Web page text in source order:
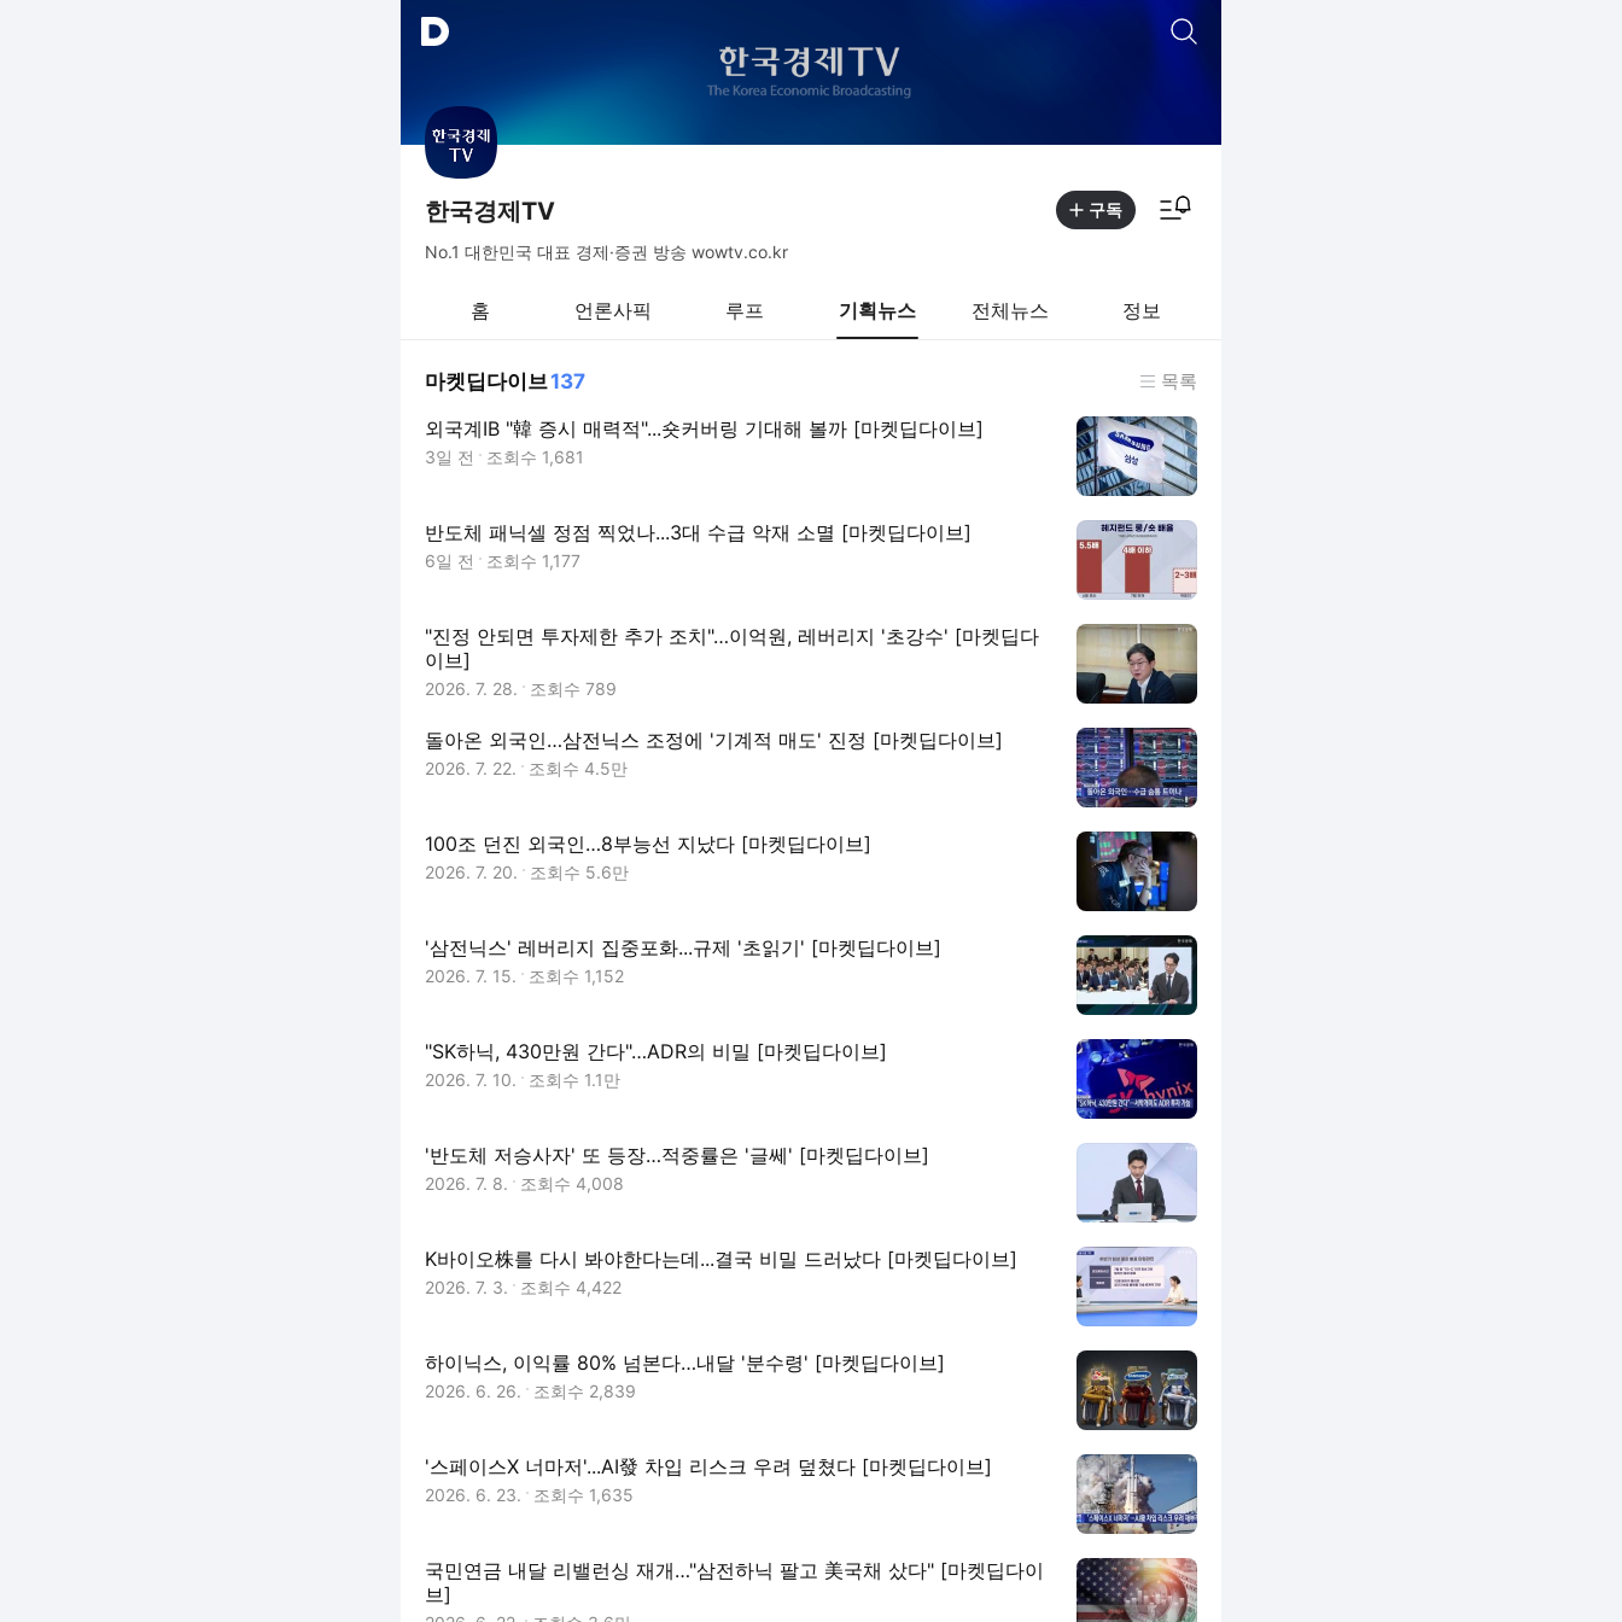
한국경제TV 구독
No.1 대한민국 대표 경제·증권 방송 wowtv.co.kr
홈 언론사픽 루프 기획뉴스 전체뉴스 정보
마켓딥다이브137 목록
외국계IB "韓 증시 매력적"...숏커버링 기대해 볼까 [마켓딥다이브]
3일 전 조회수 1,681
반도체 패닉셀 정점 찍었나...3대 수급 악재 소멸 [마켓딥다이브]
6일 전 조회수 1,177
"진정 안되면 투자제한 추가 조치"…이억원, 레버리지 '초강수' [마켓딥다
이브]
2026. 7. 28. 조회수 789
돌아온 외국인…삼전닉스 조정에 '기계적 매도' 진정 [마켓딥다이브]
2026. 7. 22. 조회수 4.5만
100조 던진 외국인…8부능선 지났다 [마켓딥다이브]
2026. 7. 20. 조회수 5.6만
'삼전닉스' 레버리지 집중포화...규제 '초읽기' [마켓딥다이브]
2026. 7. 15. 조회수 1,152
"SK하닉, 430만원 간다"…ADR의 비밀 [마켓딥다이브]
2026. 7. 10. 조회수 1.1만
'반도체 저승사자' 또 등장…적중률은 '글쎄' [마켓딥다이브]
2026. 7. 8. 조회수 4,008
K바이오株를 다시 봐야한다는데...결국 비밀 드러났다 [마켓딥다이브]
2026. 7. 3. 조회수 4,422
하이닉스, 이익률 80% 넘본다…내달 '분수령' [마켓딥다이브]
2026. 6. 26. 조회수 2,839
'스페이스X 너마저'...AI發 차입 리스크 우려 덮쳤다 [마켓딥다이브]
2026. 6. 23. 조회수 1,635
국민연금 내달 리밸런싱 재개…"삼전하닉 팔고 美국채 샀다" [마켓딥다이
브]